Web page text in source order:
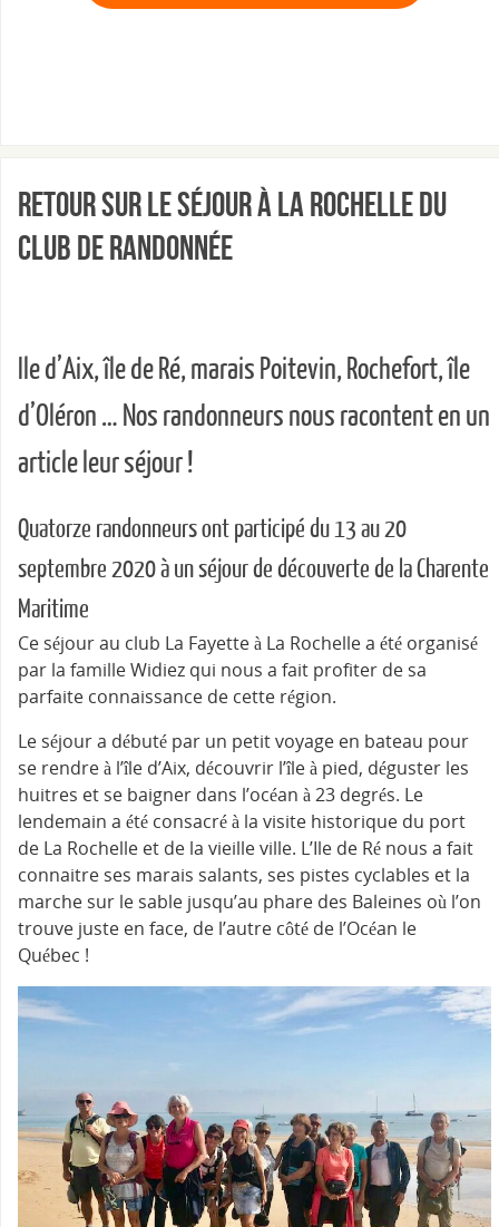
Retour sur le séjour à La Rochelle du
club de randonnée
Ile d’Aix, île de Ré, marais Poitevin, Rochefort, île
d’Oléron … Nos randonneurs nous racontent en un
article leur séjour !
Quatorze randonneurs ont participé du 13 au 20
septembre 2020 à un séjour de découverte de la Charente
Maritime
Ce séjour au club La Fayette à La Rochelle a été organisé
par la famille Widiez qui nous a fait profiter de sa
parfaite connaissance de cette région.
Le séjour a débuté par un petit voyage en bateau pour
se rendre à l’île d’Aix, découvrir l’île à pied, déguster les
huitres et se baigner dans l’océan à 23 degrés. Le
lendemain a été consacré à la visite historique du port
de La Rochelle et de la vieille ville. L’Ile de Ré nous a fait
connaitre ses marais salants, ses pistes cyclables et la
marche sur le sable jusqu’au phare des Baleines où l’on
trouve juste en face, de l’autre côté de l’Océan le
Québec !